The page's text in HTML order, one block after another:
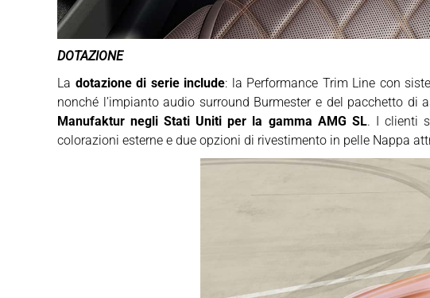
DOTAZIONE
La dotazione di serie include: la Performance Trim Line con
nonché l’impianto audio surround Burmester e del pacchetto di
Manufaktur negli Stati Uniti per la gamma AMG SL. I clienti
colorazioni esterne e due opzioni di rivestimento in pelle Nappa